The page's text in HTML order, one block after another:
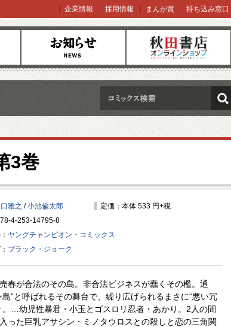
お知らせ オンラインショップ
企業情報 採用情報 まんが賞 持ち込み窓口
検索
3巻
雅之 /小池倫太郎
定価：本体 533 円+税
4-253-14795-8
ヤングチャンピオン・コミックス
ブラック・ジョーク
春が合法のその島。非合法ビジネスが蠢くその檻。通
島”と呼ばれるその舞台で、繰り広げられるまさに“悪い冗
。…幼児性暴君・小玉とゴスロリ忍者・あかり。2人の間
った巨乳アサシン・ミノタウロスとの殺しと恋の三角関